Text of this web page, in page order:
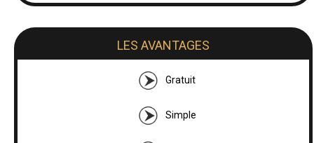
LES AVANTAGES
Gratuit
Simple